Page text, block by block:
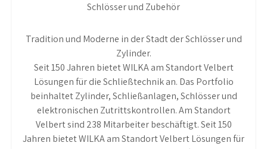
Schlösser und Zubehör
Tradition und Moderne in der Stadt der Schlösser und
Zylinder.
Seit 150 Jahren bietet WILKA am Standort Velbert
Lösungen für die Schließtechnik an. Das Portfolio
beinhaltet Zylinder, Schließanlagen, Schlösser und
elektronischen Zutrittskontrollen. Am Standort
Velbert sind 238 Mitarbeiter beschäftigt. Seit 150
Jahren bietet WILKA am Standort Velbert Lösungen für